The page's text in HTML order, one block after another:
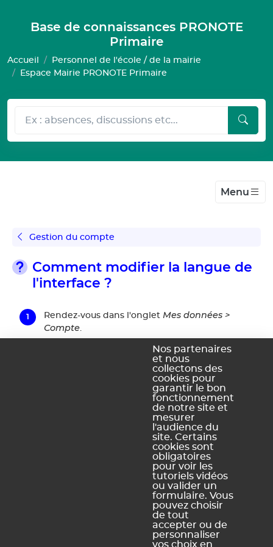
Base de connaissances PRONOTE
Primaire
Accueil
Personnel de l'école / de la mairie
Espace Mairie PRONOTE Primaire
Menu
Gestion du compte
Comment modifier la langue de
l'interface ?
Rendez-vous dans l'onglet Mes données >
Compte
Style et accessibilitédans le menu
Personnalisation, cliquez sur le
drapeau pour choisir la langue dans le menu
déroulant (anglais, espagnol, français ou italien).
Ce contenu vous a été utile ?
Pas vraiment
https://docs.index-education.com/docs_fr/fr-pronote-
primaire-support-fiche-1176-4027-comment-modifier-la-
Nos partenaires
et nous
collectons des
cookies pour
garantir le bon
fonctionnement
de notre site et
mesurer
l'audience du
site. Certains
cookies sont
obligatoires
pour voir les
tutoriels vidéos
ou valider un
formulaire. Vous
pouvez choisir
de tout
accepter ou de
personnaliser
vos choix en